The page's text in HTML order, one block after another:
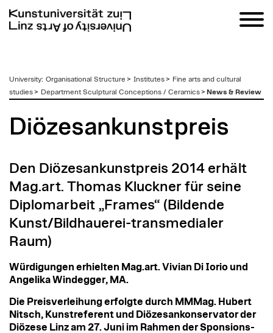
zum
Inhalt
University: Organisational Structure > Institutes> Fine arts and cultural
studies> Department Sculptural Conceptions / Ceramics> News & Review
Diözesankunstpreis
Den Diözesankunstpreis 2014 erhält
Mag.art. Thomas Kluckner für seine
Diplomarbeit „Frames“ (Bildende
Kunst/Bildhauerei-transmedialer
Raum)
Würdigungen erhielten Mag.art. Vivian Di Iorio und
Angelika Windegger, MA.
Die Preisverleihung erfolgte durch MMMag. Hubert
Nitsch, Kunstreferent und Diözesankonservator der
Diözese Linz am 27. Juni im Rahmen der Sponsions-